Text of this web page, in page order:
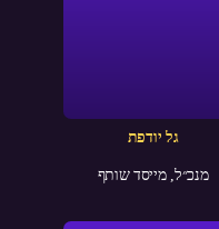
גל יודפת
מנכ״ל, מייסד שותף